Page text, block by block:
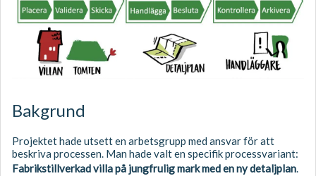
Bakgrund
Projektet hade utsett en arbetsgrupp med ansvar för att
beskriva processen. Man hade valt en specifik processvariant:
Fabrikstillverkad villa på jungfrulig mark med en ny detaljplan.